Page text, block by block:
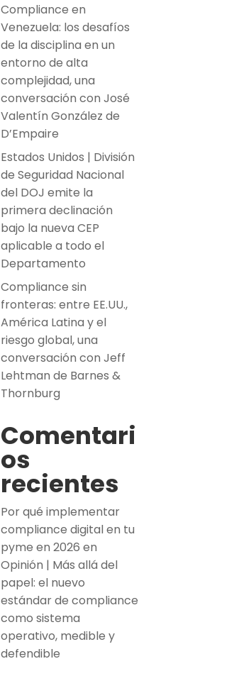
Compliance en
Venezuela: los desafíos
de la disciplina en un
entorno de alta
complejidad, una
conversación con José
Valentín González de
D’Empaire
Estados Unidos | División
de Seguridad Nacional
del DOJ emite la
primera declinación
bajo la nueva CEP
aplicable a todo el
Departamento
Compliance sin
fronteras: entre EE.UU.,
América Latina y el
riesgo global, una
conversación con Jeff
Lehtman de Barnes &
Thornburg
Comentari
os
recientes
Por qué implementar
compliance digital en tu
pyme en 2026 en
Opinión | Más allá del
papel: el nuevo
estándar de compliance
como sistema
operativo, medible y
defendible